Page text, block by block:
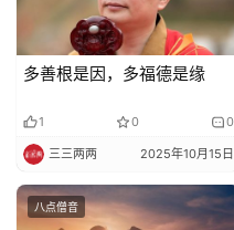
策
法
免
责
声
多善根是因，多福德是缘
1 0 0
三三两两 2025年10月15日
八点僧音